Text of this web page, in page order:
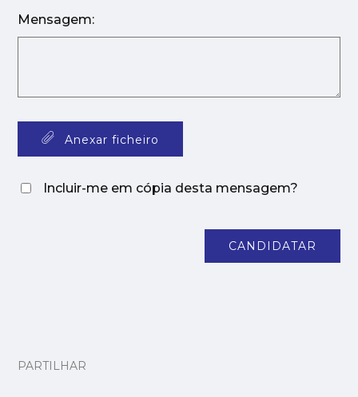
Mensagem:
Anexar ficheiro
Incluir-me em cópia desta mensagem?
CANDIDATAR
PARTILHAR